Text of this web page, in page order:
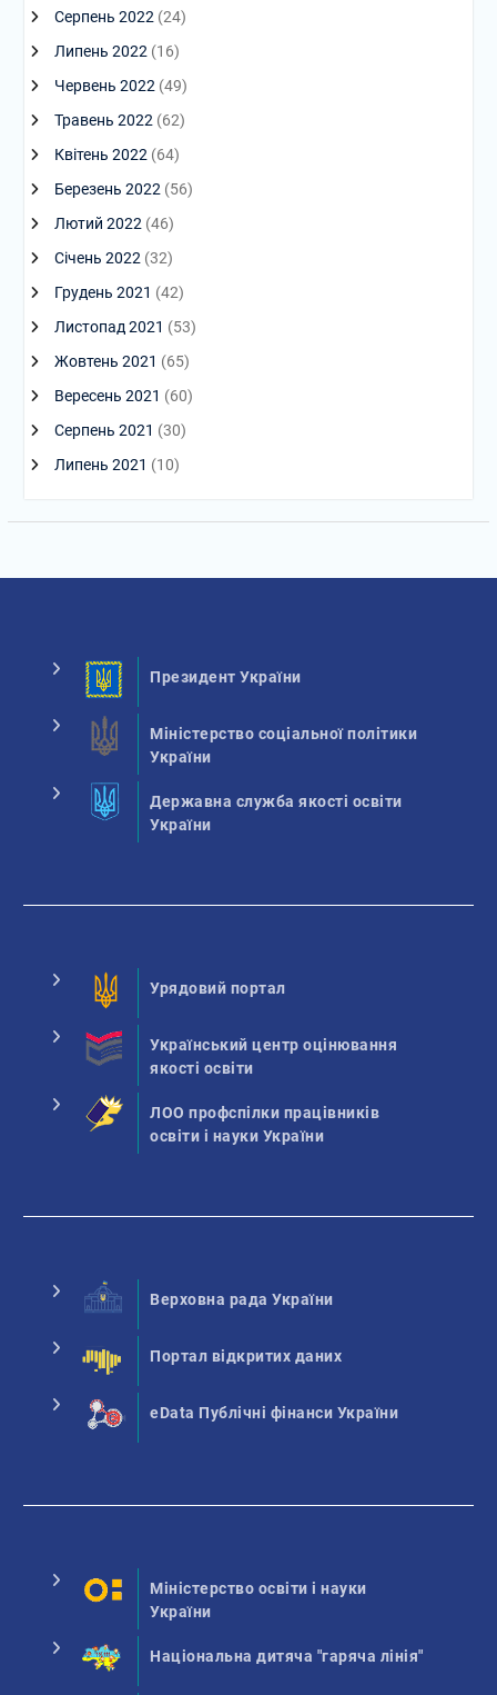
Серпень 2022 (24)
Липень 2022 (16)
Червень 2022 (49)
Травень 2022 (62)
Квітень 2022 (64)
Березень 2022 (56)
Лютий 2022 (46)
Січень 2022 (32)
Грудень 2021 (42)
Листопад 2021 (53)
Жовтень 2021 (65)
Вересень 2021 (60)
Серпень 2021 (30)
Липень 2021 (10)
Президент України
Міністерство соціальної політики
України
Державна служба якості освіти
України
Урядовий портал
Український центр оцінювання
якості освіти
ЛОО профспілки працівників
освіти і науки України
Верховна рада України
Портал відкритих даних
eData Публічні фінанси України
Міністерство освіти і науки
України
Національна дитяча "гаряча лінія"